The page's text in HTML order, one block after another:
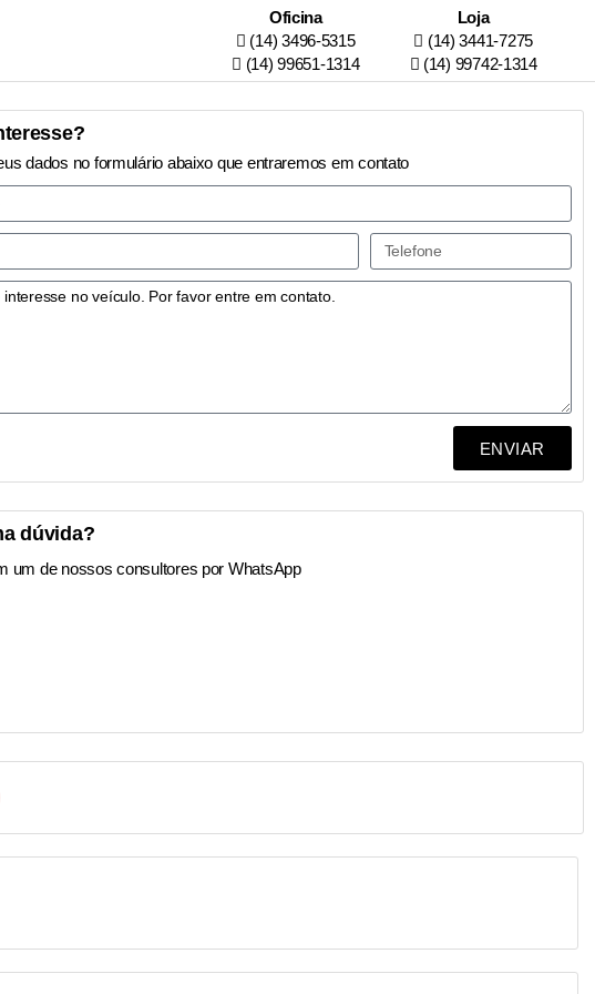
Oficina
(14) 3496-5315
(14) 99651-1314
Loja
(14) 3441-7275
(14) 99742-1314
dados no formulário abaixo que entraremos em contato
ENVIAR
dúvida?
um de nossos consultores por WhatsApp